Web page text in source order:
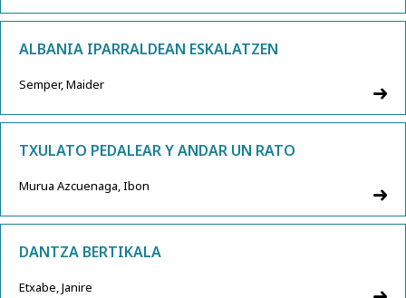
ALBANIA IPARRALDEAN ESKALATZEN
Semper, Maider
TXULATO PEDALEAR Y ANDAR UN RATO
Murua Azcuenaga, Ibon
DANTZA BERTIKALA
Etxabe, Janire